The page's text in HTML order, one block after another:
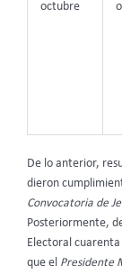
octubre
De lo anterior,
dieron
Convocatoria de
Posteriormente,
Electoral
que el Presidente